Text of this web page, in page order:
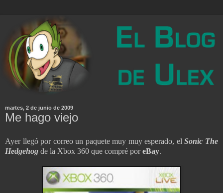
martes, 2 de junio de 2009
Me hago viejo
Ayer llegó por correo un paquete muy muy esperado, elSonic The
Hedgehog de la Xbox 360 que compré poreBay.